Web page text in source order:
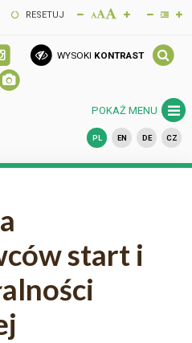
RESETUJ
WYSOKI KONTRAST
POKAŻ MENU
PL EN DE CZ
start i